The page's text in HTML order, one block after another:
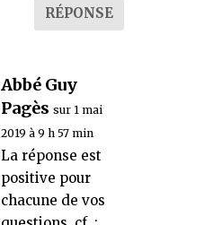
RÉPONSE
Abbé Guy
Pagès sur 1 mai
2019 à 9 h 57 min
La réponse est
positive pour
chacune de vos